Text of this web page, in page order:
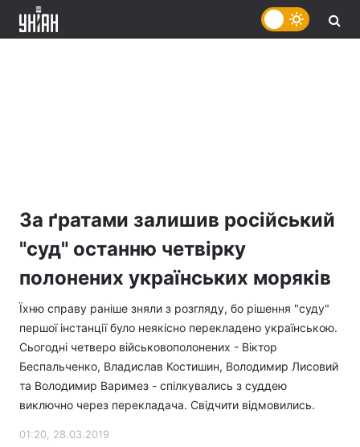
За ґратами залишив російський
"суд" останню четвірку
полонених українських моряків
Їхню справу раніше зняли з розгляду, бо рішення "суду"
першої інстанції було неякісно перекладено українською.
Сьогодні четверо військовополонених - Віктор
Беспальченко, Владислав Костишин, Володимир Лисовий
та Володимир Варимез - спілкувались з суддею
виключно через перекладача. Свідчити відмовились.
01:20, 28.03.2019